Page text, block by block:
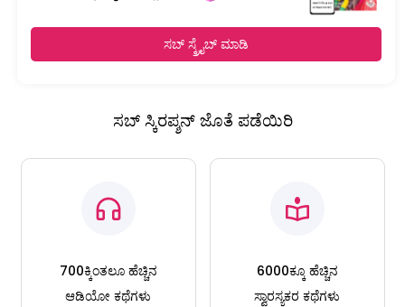
ಸಬ್ ಸ್ಕ್ರೈಬ್ ಮಾಡಿ
ಸಬ್ ಸ್ಕಿರಪ್ಶನ್ ಜೊತೆ ಪಡೆಯಿರಿ
700ಕ್ಕಿಂತಲೂ ಹೆಚ್ಚಿನ
ಆಡಿಯೋ ಕಥೆಗಳು
6000ಕ್ಕೂ ಹೆಚ್ಚಿನ
ಸ್ವಾರಸ್ಯಕರ ಕಥೆಗಳು